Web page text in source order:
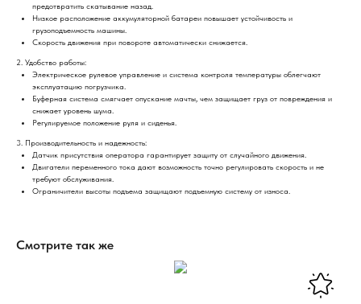
предотвратить скатывание назад.
Низкое расположение аккумуляторной батареи повышает устойчивость и
грузоподъемность машины.
Скорость движения при повороте автоматически снижается.
2. Удобство работы:
Электрическое рулевое управление и система контроля температуры облегчают
эксплуатацию погрузчика.
Буферная система смягчает опускание мачты, чем защищает груз от повреждения и
снижает уровень шума.
Регулируемое положение руля и сиденья.
3. Производительность и надежность:
Датчик присутствия оператора гарантирует защиту от случайного движения.
Двигатели переменного тока дают возможность точно регулировать скорость и не
требуют обслуживания.
Ограничители высоты подъема защищают подъемную систему от износа.
Смотрите так же